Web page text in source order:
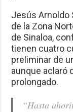
Jesús Arnoldo
de la Zona
de Sinaloa,
tienen cuatro
preliminar de
aunque aclaró
prolongado.
“Hasta